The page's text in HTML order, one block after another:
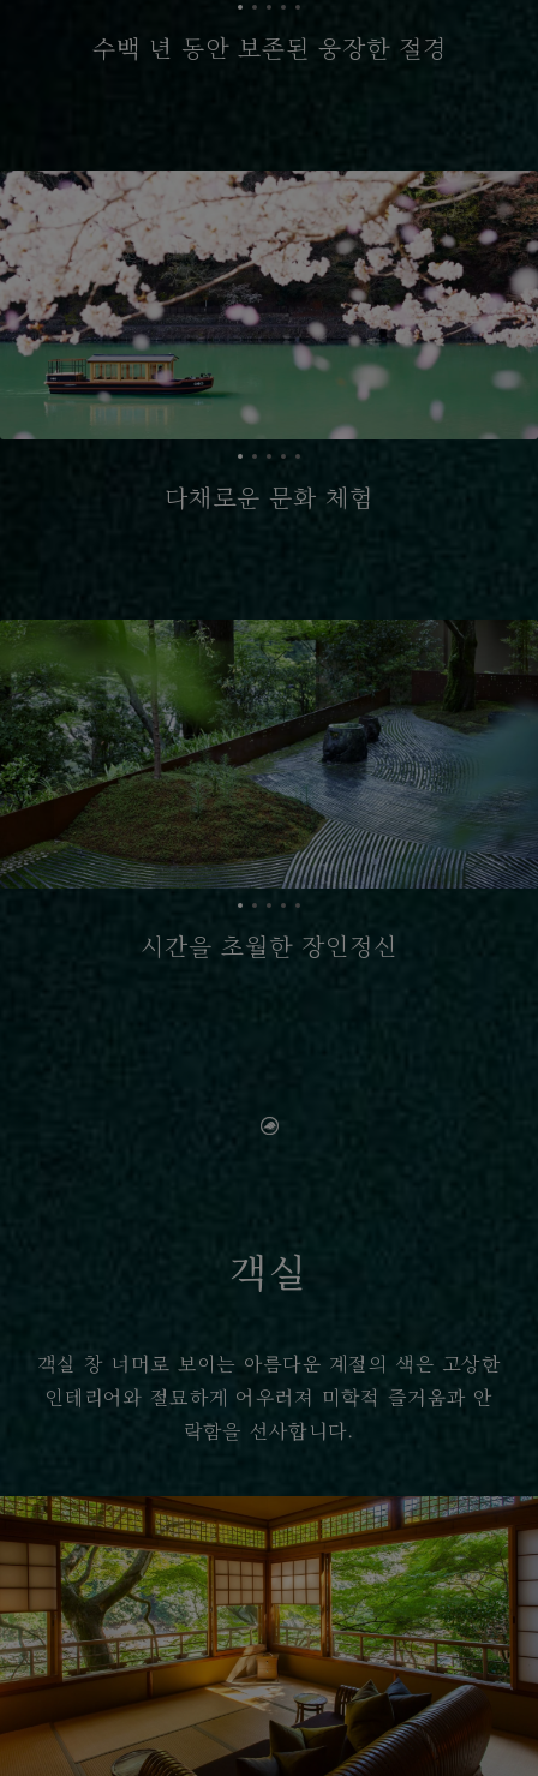
수백 년 동안 보존된 웅장한 절경
다채로운 문화 체험
시간을 초월한 장인정신
객실
객실 창 너머로 보이는 아름다운 계절의 색은 고상한
인테리어와 절묘하게 어우러져 미학적 즐거움과 안
락함을 선사합니다.